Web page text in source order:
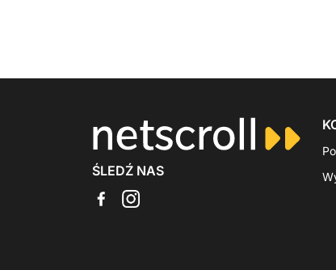
ŚLEDŹ NAS